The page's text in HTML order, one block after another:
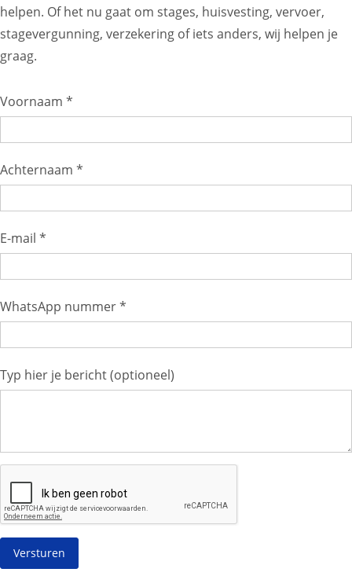
helpen. Of het nu gaat om stages, huisvesting, vervoer,
stagevergunning, verzekering of iets anders, wij helpen je
graag.
Voornaam *
Achternaam *
E-mail *
WhatsApp nummer *
Typ hier je bericht (optioneel)